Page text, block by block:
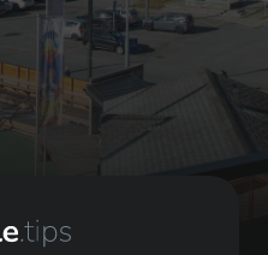
Ferienwohnungen